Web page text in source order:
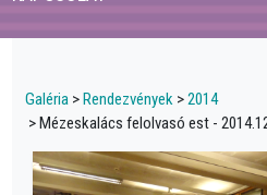
Galéria >Rendezvények >2014
> Mézeskalács felolvasó est -